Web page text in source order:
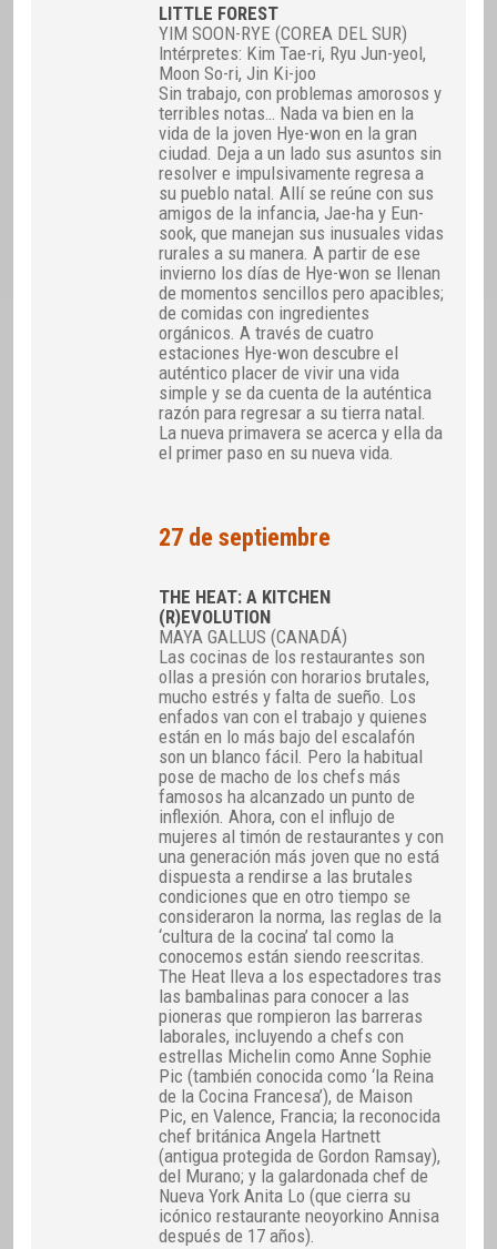
LITTLE FOREST
YIM SOON-RYE (COREA DEL SUR)
Intérpretes: Kim Tae-ri, Ryu Jun-yeol,
Moon So-ri, Jin Ki-joo
Sin trabajo, con problemas amorosos y
terribles notas… Nada va bien en la
vida de la joven Hye-won en la gran
ciudad. Deja a un lado sus asuntos sin
resolver e impulsivamente regresa a
su pueblo natal. Allí se reúne con sus
amigos de la infancia, Jae-ha y Eun-
sook, que manejan sus inusuales vidas
rurales a su manera. A partir de ese
invierno los días de Hye-won se llenan
de momentos sencillos pero apacibles;
de comidas con ingredientes
orgánicos. A través de cuatro
estaciones Hye-won descubre el
auténtico placer de vivir una vida
simple y se da cuenta de la auténtica
razón para regresar a su tierra natal.
La nueva primavera se acerca y ella da
el primer paso en su nueva vida.
27 de septiembre
THE HEAT: A KITCHEN
(R)EVOLUTION
MAYA GALLUS (CANADÁ)
Las cocinas de los restaurantes son
ollas a presión con horarios brutales,
mucho estrés y falta de sueño. Los
enfados van con el trabajo y quienes
están en lo más bajo del escalafón
son un blanco fácil. Pero la habitual
pose de macho de los chefs más
famosos ha alcanzado un punto de
inflexión. Ahora, con el influjo de
mujeres al timón de restaurantes y con
una generación más joven que no está
dispuesta a rendirse a las brutales
condiciones que en otro tiempo se
consideraron la norma, las reglas de la
‘cultura de la cocina’ tal como la
conocemos están siendo reescritas.
The Heat lleva a los espectadores tras
las bambalinas para conocer a las
pioneras que rompieron las barreras
laborales, incluyendo a chefs con
estrellas Michelin como Anne Sophie
Pic (también conocida como ‘la Reina
de la Cocina Francesa’), de Maison
Pic, en Valence, Francia; la reconocida
chef británica Angela Hartnett
(antigua protegida de Gordon Ramsay),
del Murano; y la galardonada chef de
Nueva York Anita Lo (que cierra su
icónico restaurante neoyorkino Annisa
después de 17 años).